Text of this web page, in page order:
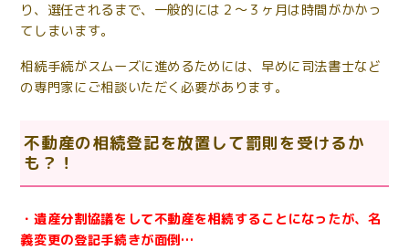
り、選任されるまで、一般的には２～３ヶ月は時間がかかっ
てしまいます。
相続手続がスムーズに進めるためには、早めに司法書士など
の専門家にご相談いただく必要があります。
不動産の相続登記を放置して罰則を受けるか
も？！
・遺産分割協議をして不動産を相続することになったが、名
義変更の登記手続きが面倒…